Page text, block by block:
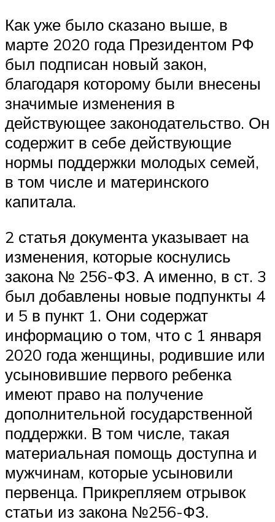
Как уже было сказано выше, в
марте 2020 года Президентом РФ
был подписан новый закон,
благодаря которому были внесены
значимые изменения в
действующее законодательство. Он
содержит в себе действующие
нормы поддержки молодых семей,
в том числе и материнского
капитала.
2 статья документа указывает на
изменения, которые коснулись
закона № 256-ФЗ. А именно, в ст. 3
был добавлены новые подпункты 4
и 5 в пункт 1. Они содержат
информацию о том, что с 1 января
2020 года женщины, родившие или
усыновившие первого ребенка
имеют право на получение
дополнительной государственной
поддержки. В том числе, такая
материальная помощь доступна и
мужчинам, которые усыновили
первенца. Прикрепляем отрывок
статьи из закона №256-ФЗ.